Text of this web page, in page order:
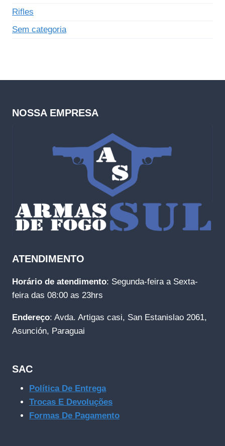
Rifles
Sem categoria
NOSSA EMPRESA
ATENDIMENTO
Horário de atendimento: Segunda-feira a Sexta-
feira das 08:00 as 23hrs
Endereço: Avda. Artigas casi, San Estanislao 2061,
Asunción, Paraguai
SAC
Política De Entrega
Trocas E Devoluções
Formas De Pagamento